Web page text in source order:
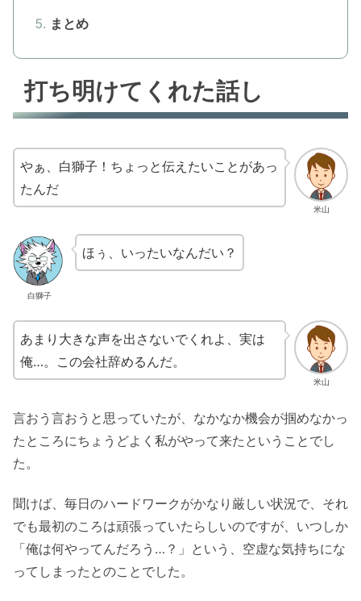
まとめ
打ち明けてくれた話し
米山
やぁ、白獅子！ちょっと伝えたいことがあっ
たんだ
白獅子
ほぅ、いったいなんだい？
米山
あまり大きな声を出さないでくれよ、実は
俺…。この会社辞めるんだ。
言おう言おうと思っていたが、なかなか機会が掴めなかっ
たところにちょうどよく私がやって来たということでし
た。
聞けば、毎日のハードワークがかなり厳しい状況で、それ
でも最初のころは頑張っていたらしいのですが、いつしか
「俺は何やってんだろう…？」という、空虚な気持ちにな
ってしまったとのことでした。